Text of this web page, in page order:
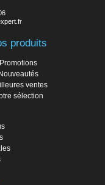
produits
Promotions
Nouveautés
ventes
sélection